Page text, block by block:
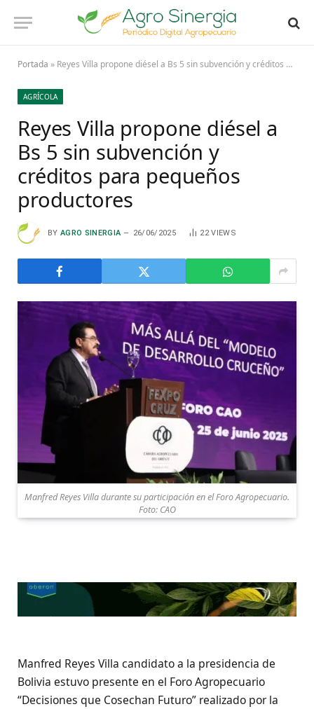
Portada » Reyes Villa propone diésel a Bs 5 sin subvención y créditos para pequeños productores
AGRÍCOLA
Reyes Villa propone diésel a
Bs 5 sin subvención y
créditos para pequeños
productores
BY AGRO SINERGIA 26/06/2025 22VIEWS
Manfred Reyes Villa durante su participación en el Foro Agropecuario.
Foto: CAO
Manfred Reyes Villa candidato a la presidencia de
Bolivia estuvo presente en el Foro Agropecuario
“Decisiones que Cosechan Futuro” realizado por la